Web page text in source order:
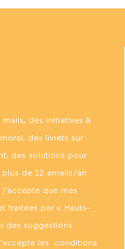
des initiatives &
des livrets sur
des solutions pour
plus de 12 emails/an
que mes
traitées par « Hauts-
des suggestions
les conditions